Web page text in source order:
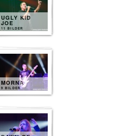
UGLY KID
JOE
11 BILDER
MORNA
9 BILDER